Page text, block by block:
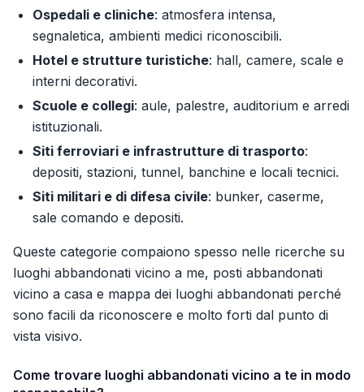
Ospedali e cliniche: atmosfera intensa,
segnaletica, ambienti medici riconoscibili.
Hotel e strutture turistiche: hall, camere, scale e
interni decorativi.
Scuole e collegi: aule, palestre, auditorium e arredi
istituzionali.
Siti ferroviari e infrastrutture di trasporto:
depositi, stazioni, tunnel, banchine e locali tecnici.
Siti militari e di difesa civile: bunker, caserme,
sale comando e depositi.
Queste categorie compaiono spesso nelle ricerche su
luoghi abbandonati vicino a me, posti abbandonati
vicino a casa e mappa dei luoghi abbandonati perché
sono facili da riconoscere e molto forti dal punto di
vista visivo.
Come trovare luoghi abbandonati vicino a te in modo